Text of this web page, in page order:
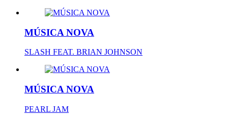
MÚSICA NOVA
SLASH FEAT. BRIAN JOHNSON
MÚSICA NOVA
PEARL JAM